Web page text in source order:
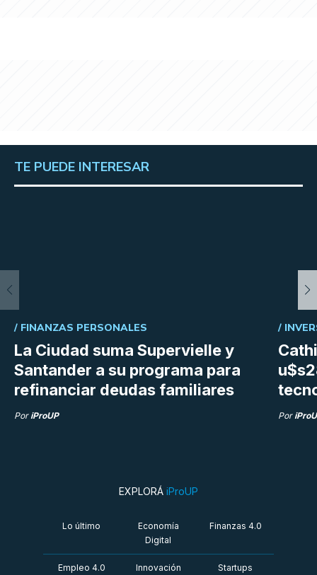
TE PUEDE INTERESAR
La Ciudad suma Supervielle y
Santander a su programa para
refinanciar deudas familiares
/ FINANZAS PERSONALES
PoriProUP
/
Por
EXPLORÁ iProUP
Lo último
Economía
Digital
Finanzas 4.0
Empleo 4.0 Innovación Startups